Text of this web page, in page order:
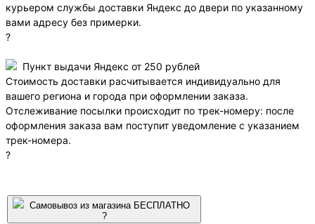
курьером службы доставки Яндекс до двери по указанному
вами адресу без примерки.
?
Пункт выдачи Яндекс от 250 рублей
Стоимость доставки расчитывается индивидуально для
вашего региона и города при оформлении заказа.
Отслеживание посылки происходит по трек-номеру: после
оформления заказа вам поступит уведомление с указанием
трек-номера.
?
Самовывоз из магазина БЕСПЛАТНО
?